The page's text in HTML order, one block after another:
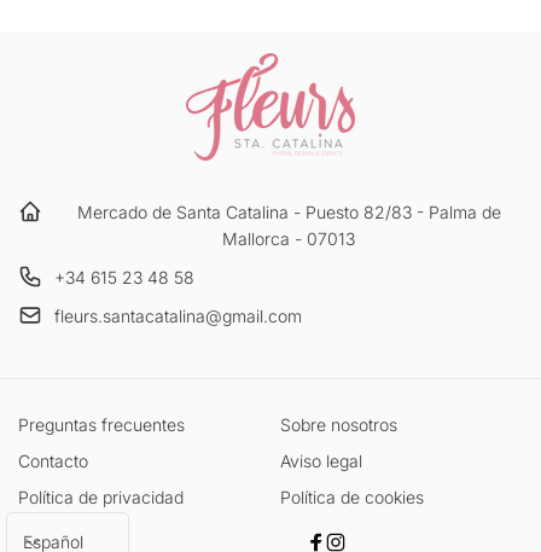
Mercado de Santa Catalina - Puesto 82/83 - Palma de
Mallorca - 07013
+34 615 23 48 58
fleurs.santacatalina@gmail.com
Preguntas frecuentes
Sobre nosotros
Contacto
Aviso legal
Política de privacidad
Política de cookies
Español